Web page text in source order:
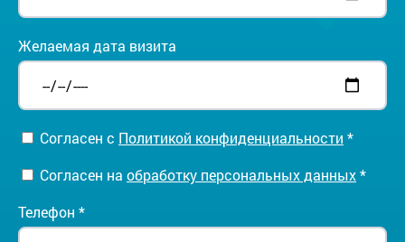
Желаемая дата визита
Согласен с Политикой конфиденциальности *
Согласен на обработку персональных данных*
Телефон *